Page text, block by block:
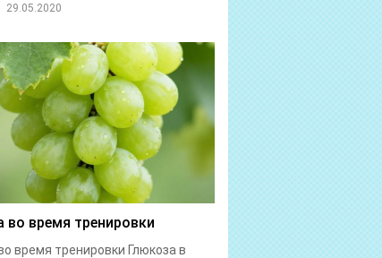
29.05.2020
во время тренировки
время тренировки Глюкоза в